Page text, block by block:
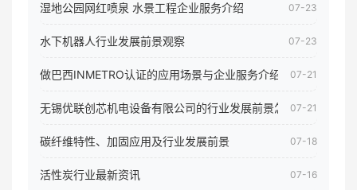
湿地公园网红喷泉 水景工程企业服务介绍 07-23
水下机器人行业发展前景观察 07-23
做巴西INMETRO认证的应用场景与企业服务介绍 07-21
无锡优联创芯机电设备有限公司的行业发展前景怎样07-21
碳纤维特性、加固应用及行业发展前景 07-18
活性炭行业最新资讯 07-16